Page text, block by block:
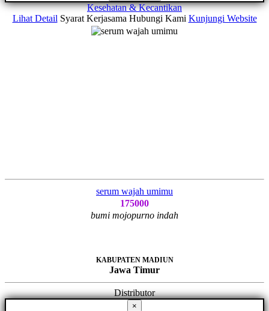
Kesehatan & Kecantikan
Lihat Detail Syarat Kerjasama Hubungi Kami Kunjungi Website
serum wajah umimu
175000
bumi mojopurno indah
KABUPATEN MADIUN
Jawa Timur
Distributor
×